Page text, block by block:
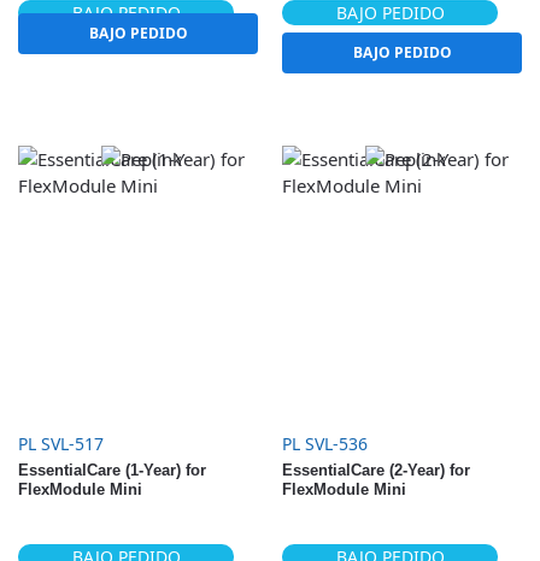
BAJO PEDIDO
BAJO PEDIDO
BAJO PEDIDO
BAJO PEDIDO
PL SVL-517
EssentialCare (1-Year) for
FlexModule Mini
PL SVL-536
EssentialCare (2-Year) for
FlexModule Mini